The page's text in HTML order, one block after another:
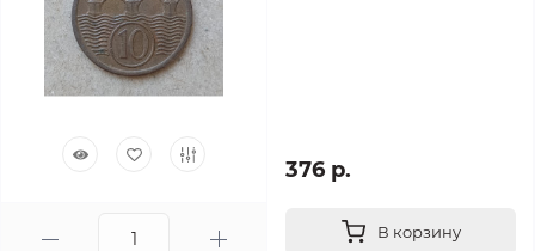
376 р.
В корзину